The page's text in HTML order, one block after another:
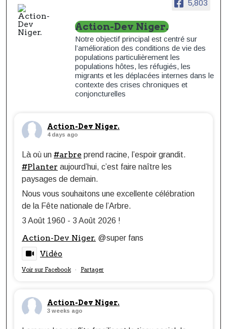
5,803
Action-Dev Niger.
Notre objectif principal est centré sur
l’amélioration des conditions de vie des
populations particulièrement les
populations hôtes, les réfugiés, les
migrants et les déplacées internes dans le
contexte des crises chroniques et
conjoncturelles
Action-Dev Niger.
4 days ago
Là où un #arbre prend racine, l’espoir grandit.
#Planter aujourd’hui, c’est faire naître les
paysages de demain.
Nous vous souhaitons une excellente célébration
de la Fête nationale de l’Arbre.
3 Août 1960 - 3 Août 2026 !
Action-Dev Niger. @super fans
Vidéo
Voir sur Facebook · Partager
Action-Dev Niger.
3 weeks ago